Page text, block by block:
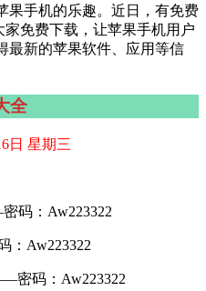
果手机的乐趣。近日，有免费
免费下载，让苹果手机用户
最新的苹果软件、应用等信
全
日 星期三
码：Aw223322
：Aw223322
密码：Aw223322